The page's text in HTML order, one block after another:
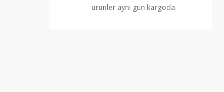
ürünler aynı gün kargoda.